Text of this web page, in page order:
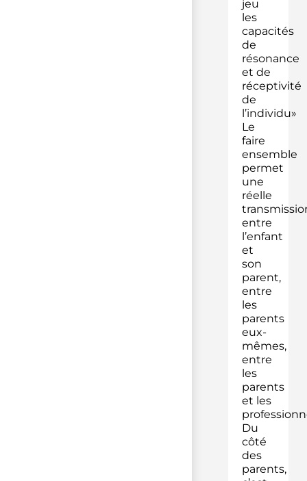
jeu
les
capacités
de
résonance
et de
réceptivité
de
l’individu»
Le
faire
ensemble
permet
une
réelle
entre
l’enfant
et
son
parent,
entre
les
parents
eux-
mêmes,
entre
les
parents
et les
Du
côté
des
parents,